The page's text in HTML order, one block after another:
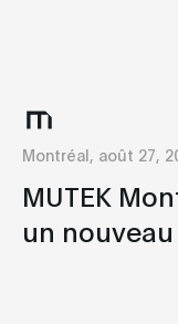
Montréal, août 27,
MUTEK
un